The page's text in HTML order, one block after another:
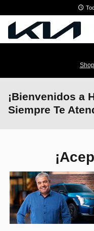
¡Bienvenidos a
Siempre Te